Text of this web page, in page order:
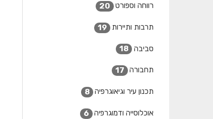
רווחה וספורט 20
תרבות ותיירות 19
סביבה 18
תחבורה 17
תכנון עיר וגיאוגרפיה 8
אוכלוסייה ודמוגרפיה 6